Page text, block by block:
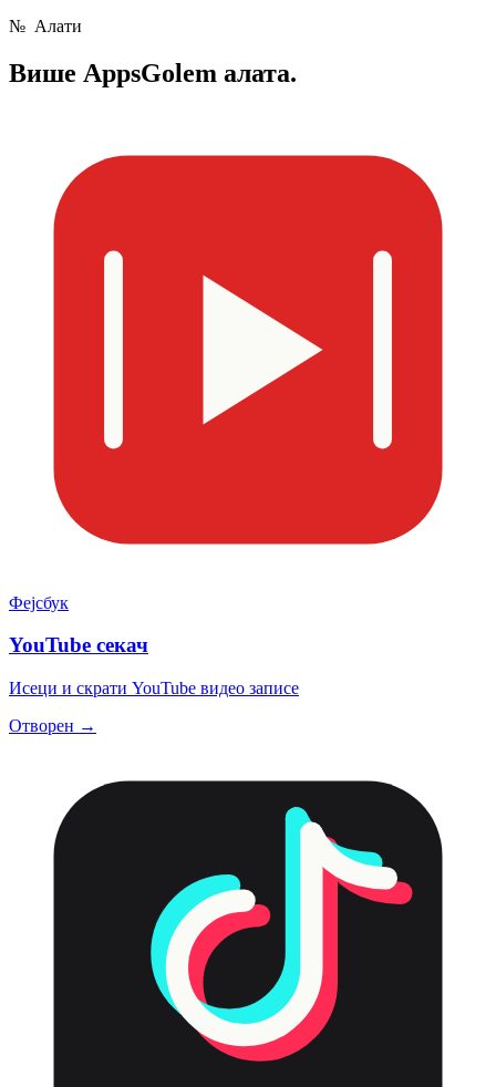
№ Алати
Више AppsGolem алата.
Фејсбук
YouTube секач
Исеци и скрати YouTube видео записе
Отворен →